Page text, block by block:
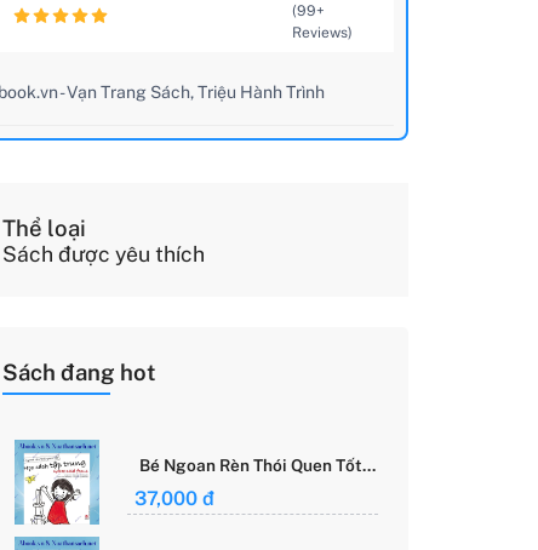
(99+
Reviews)
- Vạn Trang Sách, Triệu Hành Trình
Thể loại
Sách được yêu thích
Sách đang hot
Bé Ngoan Rèn Thói Quen Tốt -
37,000 đ